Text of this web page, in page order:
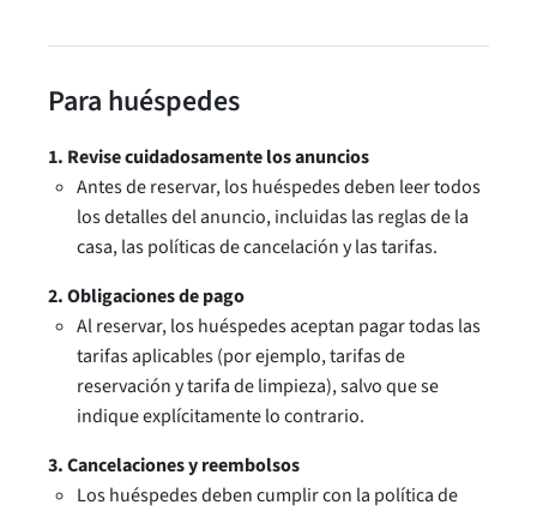
Para huéspedes
1. Revise cuidadosamente los anuncios
Antes de reservar, los huéspedes deben leer todos
los detalles del anuncio, incluidas las reglas de la
casa, las políticas de cancelación y las tarifas.
2. Obligaciones de pago
Al reservar, los huéspedes aceptan pagar todas las
tarifas aplicables (por ejemplo, tarifas de
reservación y tarifa de limpieza), salvo que se
indique explícitamente lo contrario.
3. Cancelaciones y reembolsos
Los huéspedes deben cumplir con la política de